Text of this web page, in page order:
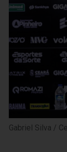
Gabriel Silva /